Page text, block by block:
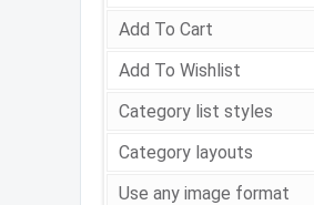
Add To Cart
Add To Wishlist
Category list styles
Category layouts
Use any image format